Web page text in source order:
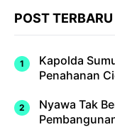
POST TERBARU
Kapolda
Penahanan
Nyawa Tak